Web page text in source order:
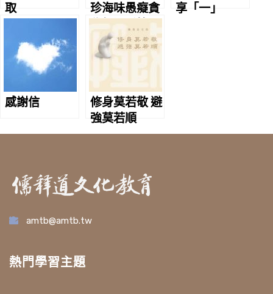
取
珍海味愚癡貪
代價沉重快回
頭
享「一」
感謝信
修身莫若敬 避
強莫若順
amtb@amtb.tw
熱門學習主題